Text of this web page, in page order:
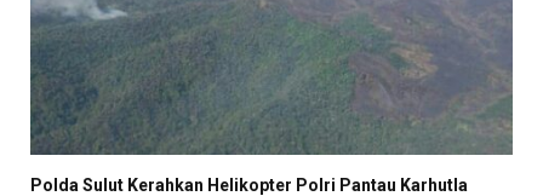
Polda Sulut Kerahkan Helikopter Polri Pantau Karhutla